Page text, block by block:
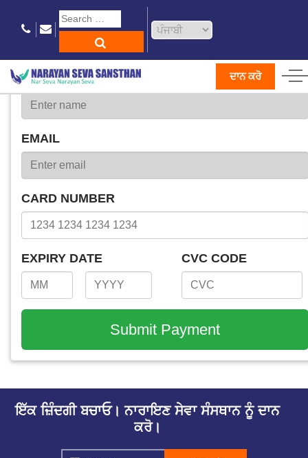
ਦਾਨ ਕਰੋ
Charge $ with Authorize.Net
NAME
EMAIL
CARD NUMBER
EXPIRY DATE CVC CODE
ਇੱਕ ਜ਼ਿੰਦਗੀ ਬਚਾਓ। ਨਾਰਾਇਣ ਸੇਵਾ ਸੰਸਥਾਨ ਨੂੰ ਦਾਨ
ਕਰੋ।